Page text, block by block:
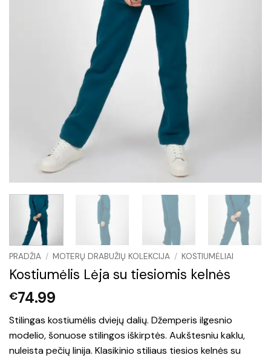
PRADŽIA / MOTERŲ DRABUŽIŲ KOLEKCIJA / KOSTIUMĖLIAI
Kostiumėlis Lėja su tiesiomis kelnės
€74.99
Stilingas kostiumėlis dviejų dalių. Džemperis ilgesnio
modelio, šonuose stilingos iškirptės. Aukštesniu kaklu,
nuleista pečių linija. Klasikinio stiliaus tiesios kelnės su